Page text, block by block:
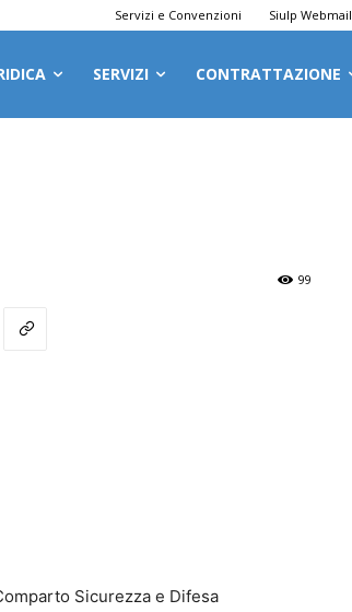
Servizi e Convenzioni Siulp Webmail
SERVIZI CONTRATTAZIONE
99
Sicurezza e Difesa